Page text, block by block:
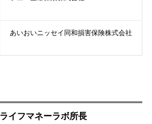
あいおいニッセイ同和損害保険株式会社
ライフマネーラボ所長